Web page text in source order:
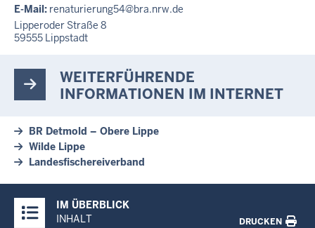
E-Mail: renaturierung54@bra.nrw.de
Lipperoder Straße 8
59555 Lippstadt
WEITERFÜHRENDE
INFORMATIONEN IM INTERNET
BR Detmold – Obere Lippe
Wilde Lippe
Landesfischereiverband
Inhalte
IM ÜBERBLICK
INHALT
DRUCKEN